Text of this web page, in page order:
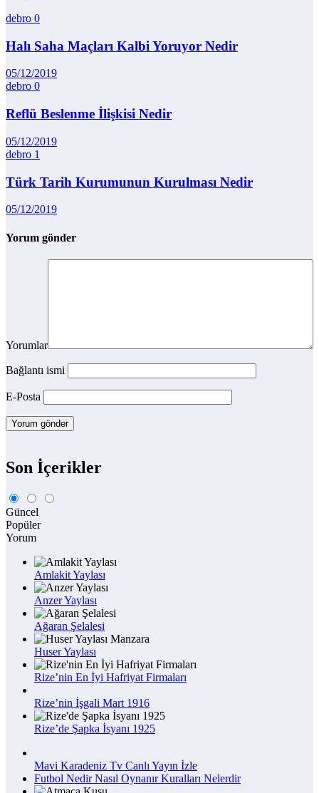
debro 0
Halı Saha Maçları Kalbi Yoruyor Nedir
05/12/2019
debro 0
Reflü Beslenme İlişkisi Nedir
05/12/2019
debro 1
Türk Tarih Kurumunun Kurulması Nedir
05/12/2019
Yorum gönder
Yorumlar
Bağlantı ismi
E-Posta
Son İçerikler
Güncel
Popüler
Yorum
Amlakit Yaylası
Anzer Yaylası
Ağaran Şelalesi
Huser Yaylası
Rize’nin En İyi Hafriyat Firmaları
Rize’nin İşgali Mart 1916
Rize’de Şapka İsyanı 1925
Mavi Karadeniz Tv Canlı Yayın İzle
Futbol Nedir Nasıl Oynanır Kuralları Nelerdir